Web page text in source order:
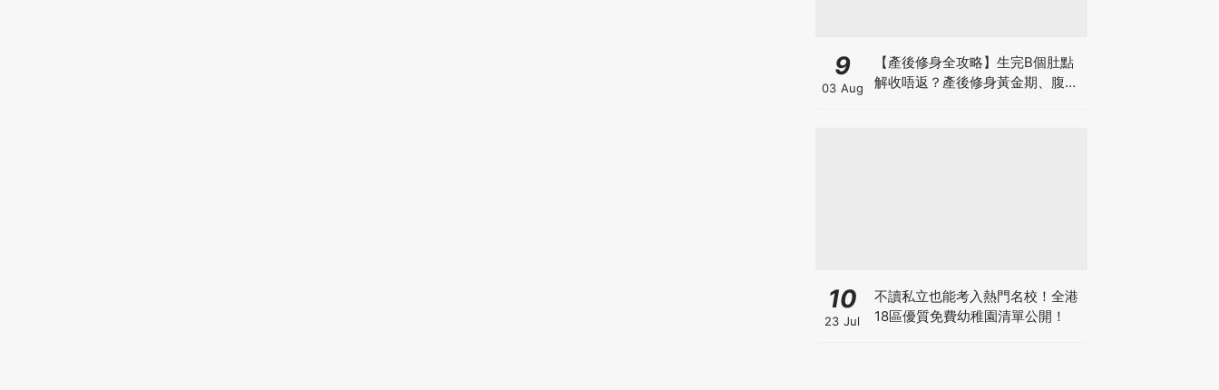
9
03 Aug
【產後修身全攻略】生完B個肚點
解收唔返？產後修身黃金期、腹直
10
23 Jul
不讀私立也能考入熱門名校！全港
18區優質免費幼稚園清單公開！